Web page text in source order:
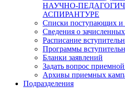
НАУЧНО-
АСПИРАНТУРЕ
Списки поступающих и
Сведения о зачисленных
Расписание
Программы
Бланки заявлений
Задать вопрос
Архивы приемных
Подразделения